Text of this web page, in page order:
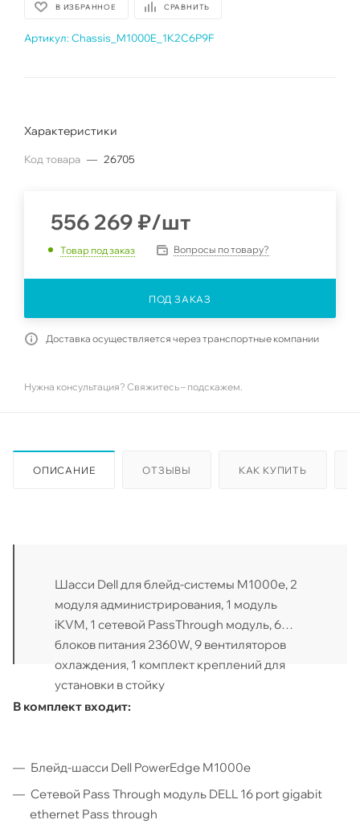
В ИЗБРАННОЕ СРАВНИТЬ
Артикул: Chassis_M1000E_1K2C6P9F
Характеристики
Код товара — 26705
556 269 ₽/шт
Товар под заказ Вопросы по товару?
ПОД ЗАКАЗ
Доставка осуществляется через транспортные компании
Нужна консультация? Свяжитесь – подскажем.
ОПИСАНИЕ ОТЗЫВЫ КАК КУПИТЬ
Шасси Dell для блейд-системы M1000e, 2
модуля администрирования, 1 модуль
iKVM, 1 сетевой PassThrough модуль, 6
блоков питания 2360W, 9 вентиляторов
охлаждения, 1 комплект креплений для
установки в стойку
В комплект входит:
Блейд-шасси Dell PowerEdge M1000e
Сетевой Pass Through модуль DELL 16 port gigabit
ethernet Pass through